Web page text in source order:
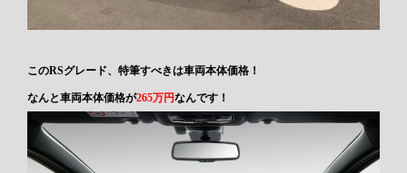
このRSグレード、特筆すべきは車両本体価格！
なんと車両本体価格が265万円なんです！